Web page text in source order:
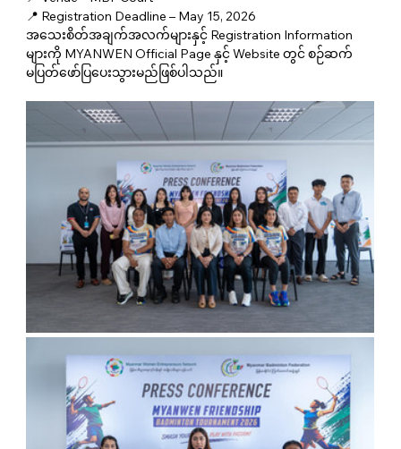
📍 Registration Deadline – May 15, 2026
အသေးစိတ်အချက်အလက်များနှင့် Registration Information
များကို MYANWEN Official Page နှင့် Website တွင် စဉ်ဆက်
မပြတ်ဖော်ပြပေးသွားမည်ဖြစ်ပါသည်။